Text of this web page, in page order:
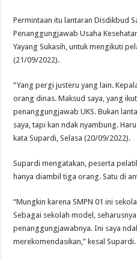
Permintaan itu lantaran Disdikbud
Penanggungjawab Usaha
Yayang Sukasih, untuk mengikuti
(21/09/2022).
“Yang pergi justeru yang lain.
orang dinas. Maksud saya, yang
penanggungjawab UKS. Bukan
saya, tapi kan ndak nyambung.
kata Supardi, Selasa (20/09/2022).
Supardi mengatakan, peserta
hanya diambil tiga orang. Satu di
“Mungkin karena SMPN 01 ini
Sebagai sekolah model,
penanggungjawabnya. Ini saya
merekomendasikan,” kesal Supardi.